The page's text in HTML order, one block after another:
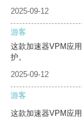
2025-09-12
游客
这款加速器VPM应
护。
2025-09-12
游客
这款加速器VPM应